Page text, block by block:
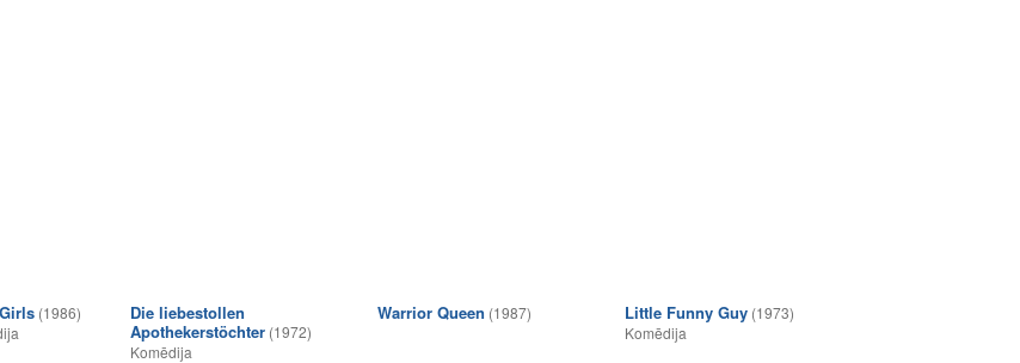
(1986)
Die liebestollen
Apothekerstöchter (1972)
Komēdija
Warrior Queen (1987) Little Funny Guy (1973)
Komēdija